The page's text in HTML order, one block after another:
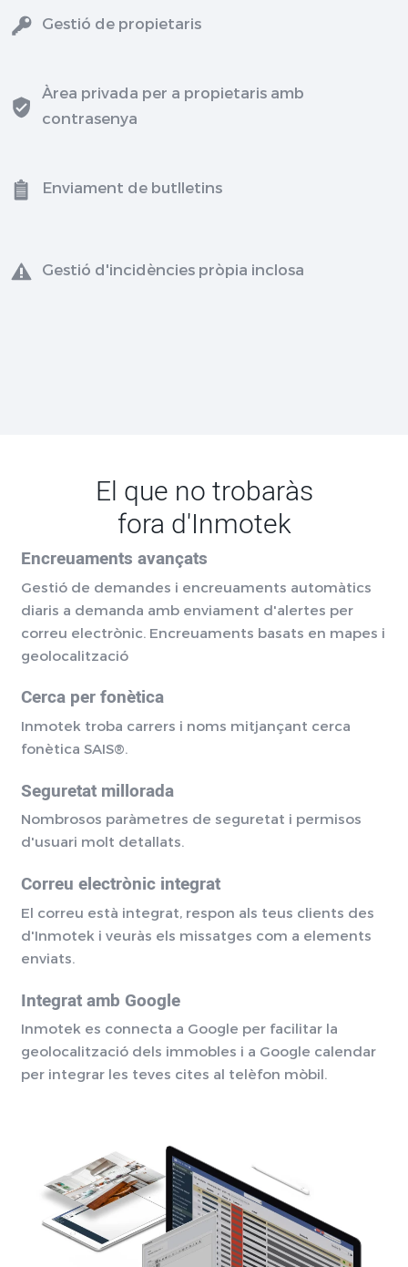
Gestió de propietaris
Àrea privada per a propietaris amb
contrasenya
Enviament de butlletins
Gestió d'incidències pròpia inclosa
El que no trobaràs
fora d'Inmotek
Encreuaments avançats
Gestió de demandes i encreuaments automàtics
diaris a demanda amb enviament d'alertes per
correu electrònic. Encreuaments basats en mapes i
geolocalització
Cerca per fonètica
Inmotek troba carrers i noms mitjançant cerca
fonètica SAIS®.
Seguretat millorada
Nombrosos paràmetres de seguretat i permisos
d'usuari molt detallats.
Correu electrònic integrat
El correu està integrat, respon als teus clients des
d'Inmotek i veuràs els missatges com a elements
enviats.
Integrat amb Google
Inmotek es connecta a Google per facilitar la
geolocalització dels immobles i a Google calendar
per integrar les teves cites al telèfon mòbil.